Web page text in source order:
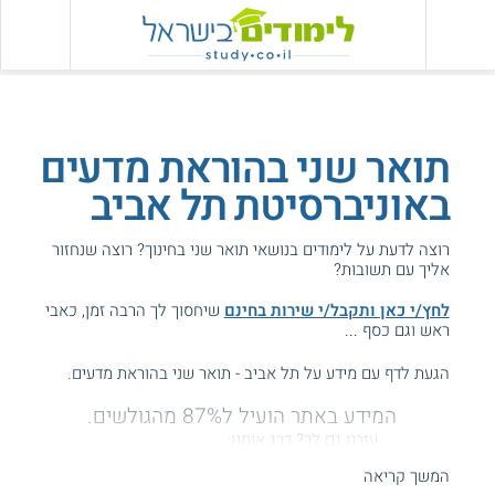
תואר שני בהוראת מדעים
באוניברסיטת תל אביב
רוצה לדעת על לימודים בנושאי תואר שני בחינוך? רוצה שנחזור
אליך עם תשובות?
לחץ/י כאן ותקבל/י שירות בחינם שיחסוך לך הרבה זמן, כאבי
ראש וגם כסף ...
הגעת לדף עם מידע על תל אביב - תואר שני בהוראת מדעים.
המידע באתר הועיל ל87% מהגולשים.
עזרנו גם לך? דרג אותנו:
המשך קריאה